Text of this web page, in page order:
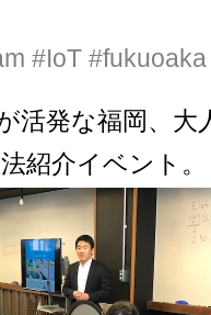
#IoT #fukuoaka
活発な福岡、大
紹介イベント。